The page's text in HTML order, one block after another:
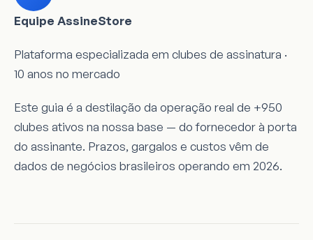
Equipe AssineStore
Plataforma especializada em clubes de assinatura ·
10 anos no mercado
Este guia é a destilação da operação real de +950
clubes ativos na nossa base — do fornecedor à porta
do assinante. Prazos, gargalos e custos vêm de
dados de negócios brasileiros operando em 2026.